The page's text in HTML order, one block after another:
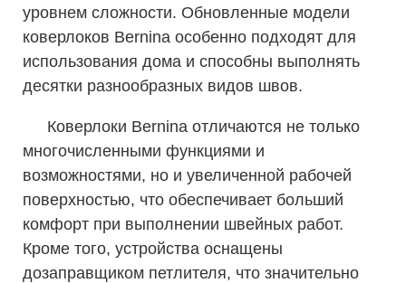
уровнем сложности. Обновленные модели
коверлоков Bernina особенно подходят для
использования дома и способны выполнять
десятки разнообразных видов швов.
Коверлоки Bernina отличаются не только
многочисленными функциями и
возможностями, но и увеличенной рабочей
поверхностью, что обеспечивает больший
комфорт при выполнении швейных работ.
Кроме того, устройства оснащены
дозаправщиком петлителя, что значительно